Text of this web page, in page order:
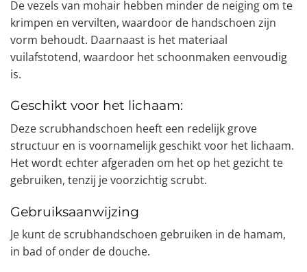
De vezels van mohair hebben minder de neiging om te
krimpen en vervilten, waardoor de handschoen zijn
vorm behoudt. Daarnaast is het materiaal
vuilafstotend, waardoor het schoonmaken eenvoudig
is.
Geschikt voor het lichaam:
Deze scrubhandschoen heeft een redelijk grove
structuur en is voornamelijk geschikt voor het lichaam.
Het wordt echter afgeraden om het op het gezicht te
gebruiken, tenzij je voorzichtig scrubt.
Gebruiksaanwijzing
Je kunt de scrubhandschoen gebruiken in de hamam,
in bad of onder de douche.